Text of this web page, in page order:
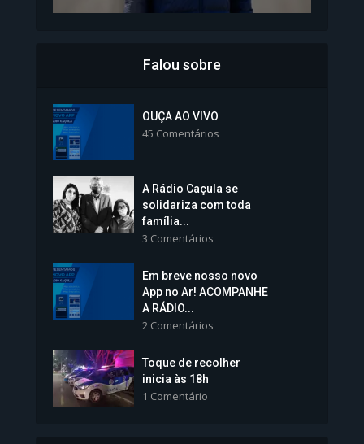
Colégios da Polícia...
Vice-Prefeita Sheila Lemos
tomará posse nesta...
1.101 Modos de exibição
Falou sobre
OUÇA AO VIVO
45 Comentários
A Rádio Caçula se
solidariza com toda
família...
3 Comentários
Em breve nosso novo
App no Ar! ACOMPANHE
A RÁDIO...
2 Comentários
Toque de recolher
inicia às 18h
1 Comentário